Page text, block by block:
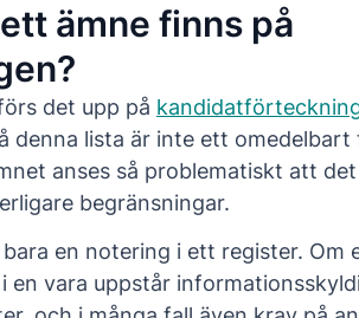
ämne finns på
det upp på
denna lista är inte ett
anses så problematiskt att
begränsningar.
en notering i ett register. Om
en vara uppstår